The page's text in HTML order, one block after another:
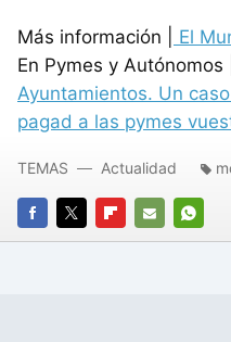
Más información |
El
En Pymes y Autónomos |
Ayuntamientos. Un
pagad a las pymes
FACEBOOK
TWITTERFLIPBOARD
E-
TEMAS Actualidad